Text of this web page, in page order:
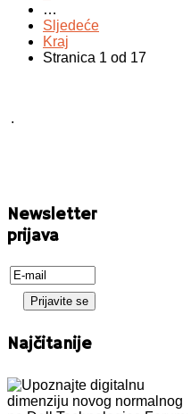
…
Sljedeće
Kraj
Stranica 1 od 17
.
Newsletter
prijava
Najčitanije